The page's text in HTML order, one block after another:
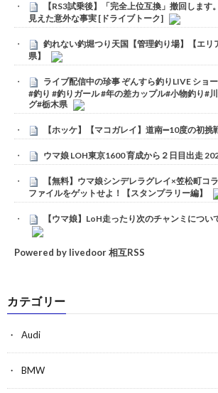
【RS3試乗後】「完全上位互換」撤回します
見えた意外な事実 [ドライブトーク]
釣れない釣堀つり天国【管理釣り場】【エリ
県】
ライブ配信中の珍事 ぞんすら釣りLIVE ショ
#釣り #釣りガール #年の差カップル#小物釣り#
グ#栃木県
【ホッケ】【マコガレイ】道南➖10度の初挑
ウマ娘 LOH東京1600 育成から２日目出走
【無料】ウマ娘シンデレラグレイ×笠松町コ
ファイルをゲットせよ！【スタンプラリー編】
【ウマ娘】LoH走ったり次のチャンミについ
Powered by livedoor 相互RSS
カテゴリー
Audi
BMW